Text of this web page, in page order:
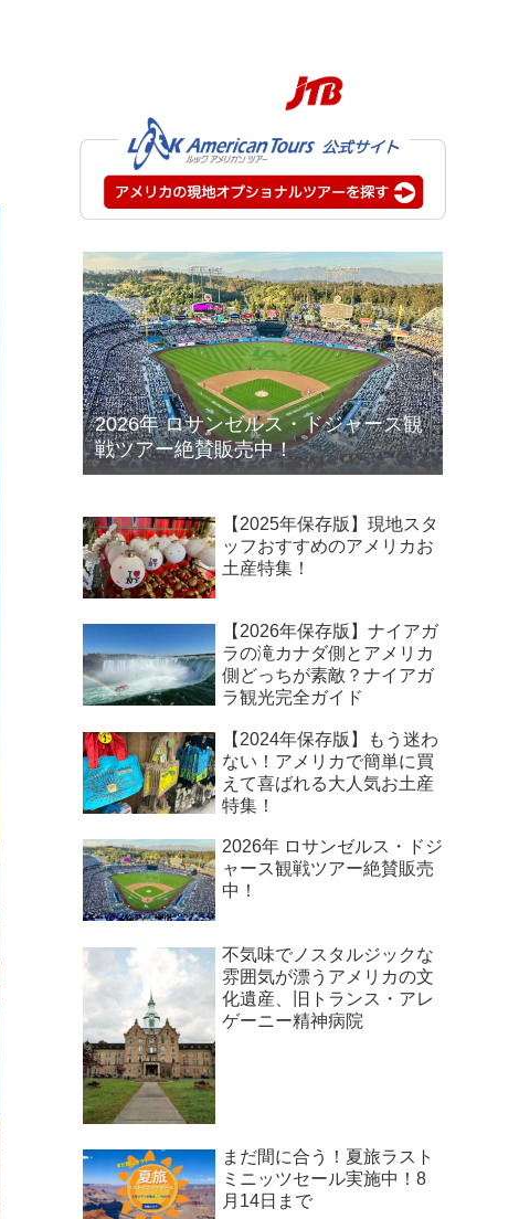
2026年 ロサンゼルス・ドジャース観
戦ツアー絶賛販売中！
【2025年保存版】現地スタ
ッフおすすめのアメリカお
土産特集！
【2026年保存版】ナイアガ
ラの滝カナダ側とアメリカ
側どっちが素敵？ナイアガ
ラ観光完全ガイド
【2024年保存版】もう迷わ
ない！アメリカで簡単に買
えて喜ばれる大人気お土産
特集！
2026年 ロサンゼルス・ドジ
ャース観戦ツアー絶賛販売
中！
不気味でノスタルジックな
雰囲気が漂うアメリカの文
化遺産、旧トランス・アレ
ゲーニー精神病院
まだ間に合う！夏旅ラスト
ミニッツセール実施中！8
月14日まで